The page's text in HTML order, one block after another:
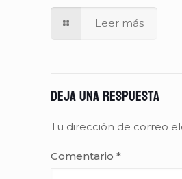
Leer más
Deja una respuesta
Tu dirección de correo
Comentario *